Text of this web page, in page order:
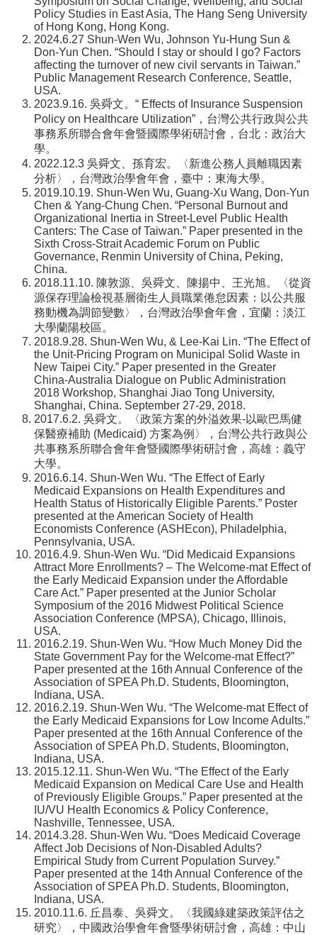
Policy Studies in East Asia, The Hang Seng University
of Hong Kong, Hong Kong.
2024.6.27 Shun-Wen Wu, Johnson Yu-Hung Sun &
Don-Yun Chen. “Should I stay or should I go? Factors
affecting the turnover of new civil servants in Taiwan.”
Public Management Research Conference, Seattle,
USA.
2023.9.16. 吳舜文。“ Effects of Insurance Suspension
Policy on Healthcare Utilization”，台灣公共行政與公共
事務系所聯合會年會暨國際學術研討會，台北：政治大
學。
2022.12.3 吳舜文、孫育宏。〈新進公務人員離職因素
分析〉，台灣政治學會年會，臺中：東海大學。
2019.10.19. Shun-Wen Wu, Guang-Xu Wang, Don-Yun
Chen & Yang-Chung Chen. “Personal Burnout and
Organizational Inertia in Street-Level Public Health
Canters: The Case of Taiwan.” Paper presented in the
Sixth Cross-Strait Academic Forum on Public
Governance, Renmin University of China, Peking,
China.
2018.11.10. 陳敦源、吳舜文、陳揚中、王光旭。〈從資
源保存理論檢視基層衛生人員職業倦怠因素：以公共服
務動機為調節變數〉，台灣政治學會年會，宜蘭：淡江
大學蘭陽校區。
2018.9.28. Shun-Wen Wu, & Lee-Kai Lin. “The Effect of
the Unit-Pricing Program on Municipal Solid Waste in
New Taipei City.” Paper presented in the Greater
China-Australia Dialogue on Public Administration
2018 Workshop, Shanghai Jiao Tong University,
Shanghai, China. September 27-29, 2018.
2017.6.2. 吳舜文。〈政策方案的外溢效果-以歐巴馬健
保醫療補助 (Medicaid) 方案為例〉，台灣公共行政與公
共事務系所聯合會年會暨國際學術研討會，高雄：義守
大學。
2016.6.14. Shun-Wen Wu. “The Effect of Early
Medicaid Expansions on Health Expenditures and
Health Status of Historically Eligible Parents.” Poster
presented at the American Society of Health
Economists Conference (ASHEcon), Philadelphia,
Pennsylvania, USA.
2016.4.9. Shun-Wen Wu. “Did Medicaid Expansions
Attract More Enrollments? – The Welcome-mat Effect of
the Early Medicaid Expansion under the Affordable
Care Act.” Paper presented at the Junior Scholar
Symposium of the 2016 Midwest Political Science
Association Conference (MPSA), Chicago, Illinois,
USA.
2016.2.19. Shun-Wen Wu. “How Much Money Did the
State Government Pay for the Welcome-mat Effect?”
Paper presented at the 16th Annual Conference of the
Association of SPEA Ph.D. Students, Bloomington,
Indiana, USA.
2016.2.19. Shun-Wen Wu. “The Welcome-mat Effect of
the Early Medicaid Expansions for Low Income Adults.”
Paper presented at the 16th Annual Conference of the
Association of SPEA Ph.D. Students, Bloomington,
Indiana, USA.
2015.12.11. Shun-Wen Wu. “The Effect of the Early
Medicaid Expansion on Medical Care Use and Health
of Previously Eligible Groups.” Paper presented at the
IU/VU Health Economics & Policy Conference,
Nashville, Tennessee, USA.
2014.3.28. Shun-Wen Wu. “Does Medicaid Coverage
Affect Job Decisions of Non-Disabled Adults?
Empirical Study from Current Population Survey.”
Paper presented at the 14th Annual Conference of the
Association of SPEA Ph.D. Students, Bloomington,
Indiana, USA.
2010.11.6. 丘昌泰、吳舜文。〈我國綠建築政策評估之
研究〉，中國政治學會年會暨學術研討會，高雄：中山